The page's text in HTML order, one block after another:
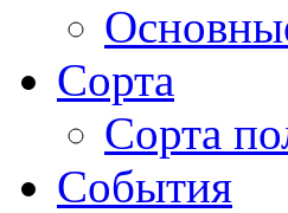
Сорта
Сорта
События